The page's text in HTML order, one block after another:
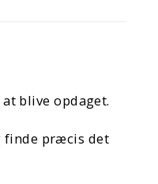
blive opdaget.
finde præcis det